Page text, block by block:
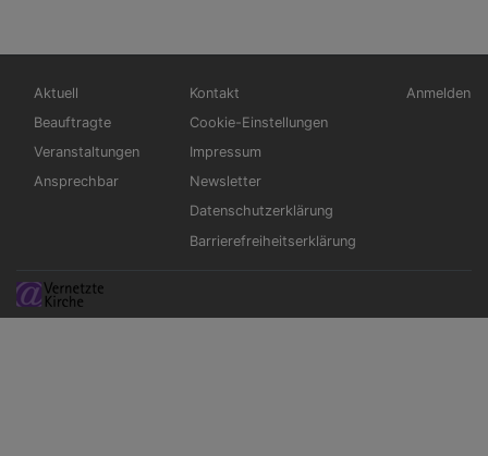
Hauptnavigation
Aktuell
Beauftragte
Veranstaltungen
Ansprechbar
Fußbereichsmenü
Kontakt
Cookie-Einstellungen
Impressum
Newsletter
Datenschutzerklärung
Barrierefreiheitserklärung
Anmelden